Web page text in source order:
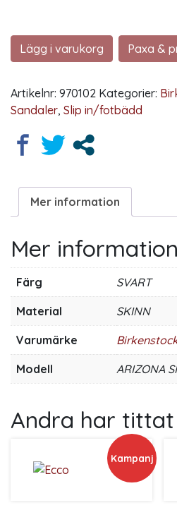
Lägg i varukorg Paxa &
Artikelnr: 970102 Kategorier:
Sandaler, Slip in/fotbädd
Mer information
Mer information
Färg SVART
Material SKINN
Varumärke
Modell ARIZONA
Andra har
Kampanj